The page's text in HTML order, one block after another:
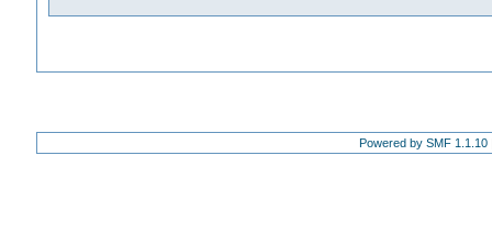
Powered by SMF 1.1.10